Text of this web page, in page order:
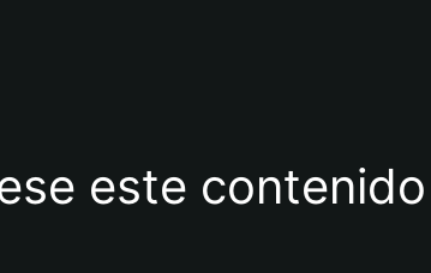
este contenido